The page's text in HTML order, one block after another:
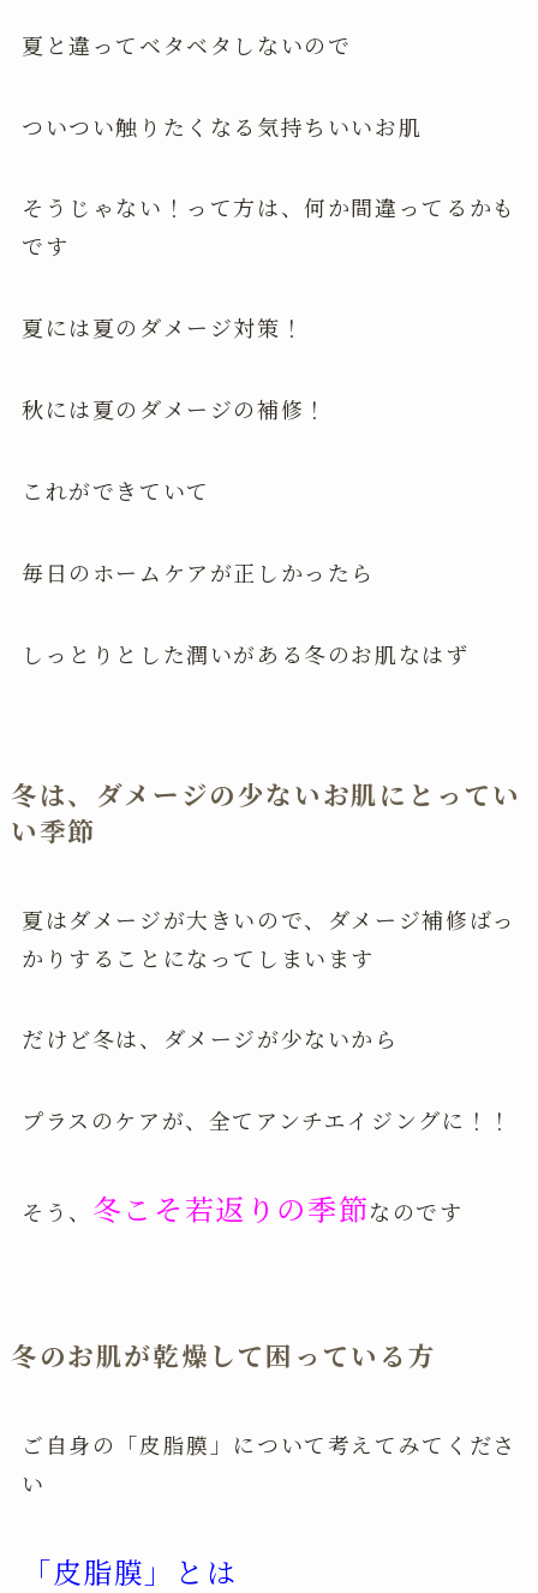
夏と違ってベタベタしないので
ついつい触りたくなる気持ちいいお肌
そうじゃない！って方は、何か間違ってるかも
です
夏には夏のダメージ対策！
秋には夏のダメージの補修！
これができていて
毎日のホームケアが正しかったら
しっとりとした潤いがある冬のお肌なはず
冬は、ダメージの少ないお肌にとってい
い季節
夏はダメージが大きいので、ダメージ補修ばっ
かりすることになってしまいます
だけど冬は、ダメージが少ないから
プラスのケアが、全てアンチエイジングに！！
そう、 冬こそ若返りの季節なのです
冬のお肌が乾燥して困っている方
ご自身の「皮脂膜」について考えてみてくださ
い
「皮脂膜」とは